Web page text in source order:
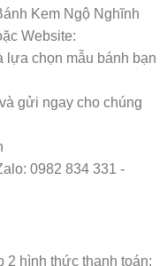
Kem Ngộ Nghĩnh
Website:
lựa chọn mẫu bánh bạn
gửi ngay cho chúng
0982 834 331 -
2 hình thức thanh toán: